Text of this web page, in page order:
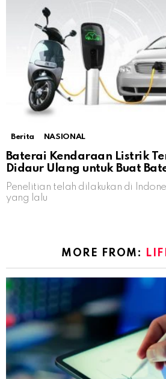
Berita NASIONAL
Baterai Kendaraan Listrik
Didaur Ulang untuk Buat
Penelitian telah dilakukan di
yang lalu
MORE FROM: